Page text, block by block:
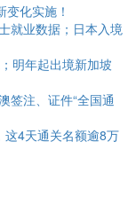
化实施！
就业数据；日本入境
明年起出境新加坡
签注、证件“全国通
这4天通关名额逾8万